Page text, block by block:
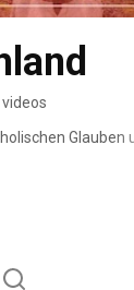
videos
Glauben